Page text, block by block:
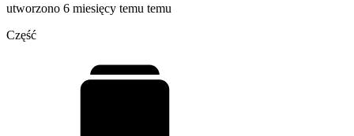
utworzono 6 miesięcy temu temu
Część